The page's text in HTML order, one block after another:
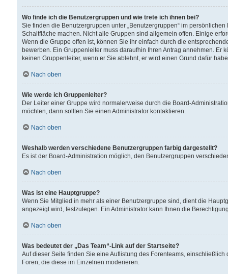
Wo finde ich die Benutzergruppen und wie trete ich ihnen bei?
Sie finden die Benutzergruppen unter „Benutzergruppen“ im
Schaltfläche machen. Nicht alle Gruppen sind allgemein offen. Einige
Wenn die Gruppe offen ist, können Sie ihr einfach durch die
bewerben. Ein Gruppenleiter muss daraufhin Ihren Antrag annehmen.
keinen Gruppenleiter, wenn er Sie ablehnt, er wird einen Grund dafür
Nach oben
Wie werde ich Gruppenleiter?
Der Leiter einer Gruppe wird normalerweise durch die Board-
möchten, dann sollten Sie einen Administrator kontaktieren.
Nach oben
Weshalb werden verschiedene Benutzergruppen farbig dargestellt?
Es ist der Board-Administration möglich, den Benutzergruppen
Nach oben
Was ist eine Hauptgruppe?
Wenn Sie Mitglied in mehr als einer Benutzergruppe sind, dient die
angezeigt wird, festzulegen. Ein Administrator kann Ihnen die
Nach oben
Was bedeutet der „Das Team“-Link auf der Startseite?
Auf dieser Seite finden Sie eine Auflistung des Forenteams,
Foren, die diese im Einzelnen moderieren.